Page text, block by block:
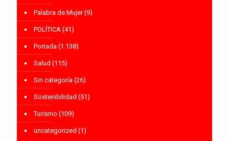
Palabra de Mujer(9)
POLÍTICA (41)
Portada (1.138)
Salud (115)
Sin categoría (26)
Sostenibilidad (51)
Turismo (109)
uncategorized (1)